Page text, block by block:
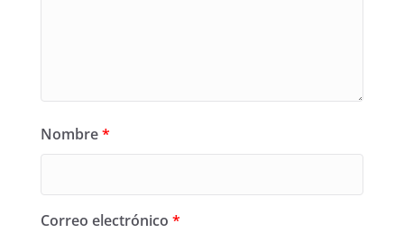
Nombre*
Correo electrónico *